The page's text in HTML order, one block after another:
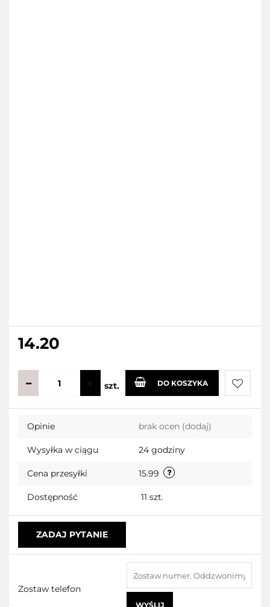
14.20
szt. DO KOSZYKA
Do
Opinie brak ocen (dodaj)
Wysyłka w ciągu 24 godziny
Cena przesyłki 15.99
Dostępność 11 szt.
ZADAJ PYTANIE
Zostaw telefon
WYŚLIJ